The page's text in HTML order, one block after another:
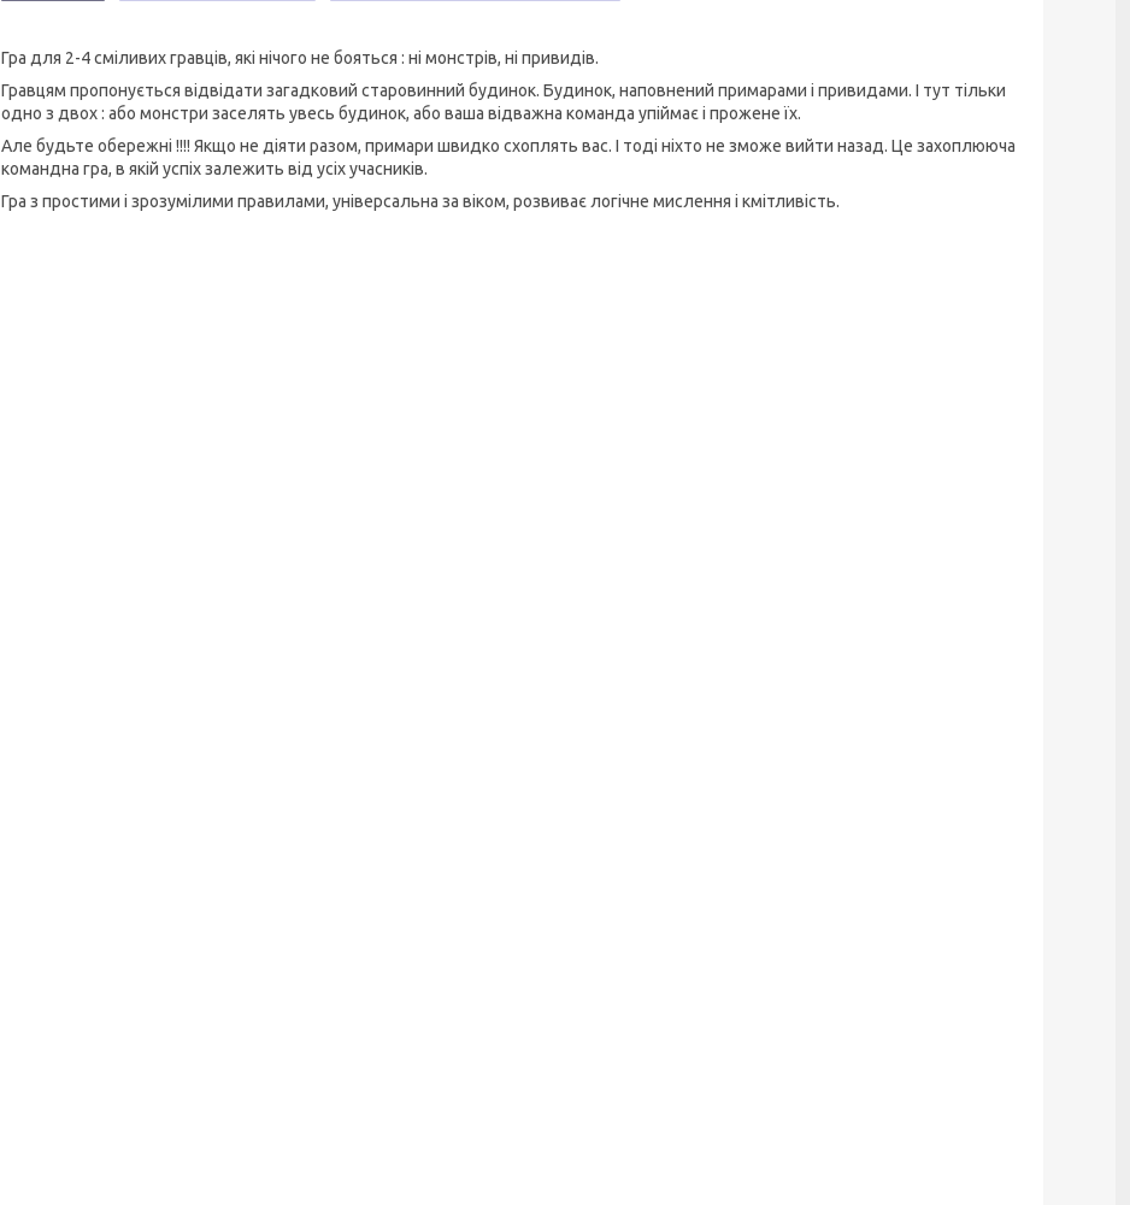
Гра для 2-4 сміливих гравців, які нічого не бояться : ні монстрів, ні привидів.
Гравцям пропонується відвідати загадковий старовинний будинок. Будинок, наповнений примарами і привидами. І тут тільки
одно з двох : або монстри заселять увесь будинок, або ваша відважна команда упіймає і прожене їх.
Але будьте обережні !!!! Якщо не діяти разом, примари швидко схоплять вас. І тоді ніхто не зможе вийти назад. Це захоплююча
командна гра, в якій успіх залежить від усіх учасників.
Гра з простими і зрозумілими правилами, універсальна за віком, розвиває логічне мислення і кмітливість.